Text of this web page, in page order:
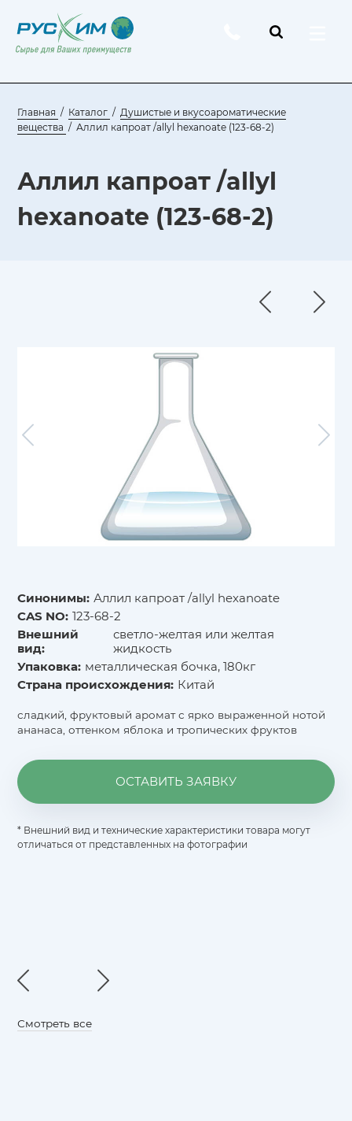
Главная Каталог
Душистые и вкусоароматические
вещества
Аллил капроат /allyl hexanoate (123-68-2)
Аллил капроат /allyl
hexanoate (123-68-2)
Синонимы: Аллил капроат /allyl hexanoate
CAS NO: 123-68-2
Внешний
вид:
светло-желтая или желтая
жидкость
Упаковка: металлическая бочка, 180кг
Страна происхождения: Китай
сладкий, фруктовый аромат с ярко выраженной нотой
ананаса, оттенком яблока и тропических фруктов
ОСТАВИТЬ ЗАЯВКУ
* Внешний вид и технические характеристики товара могут
отличаться от представленных на фотографии
Смотреть все